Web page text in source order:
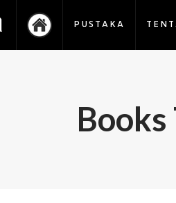
PUSTAKA